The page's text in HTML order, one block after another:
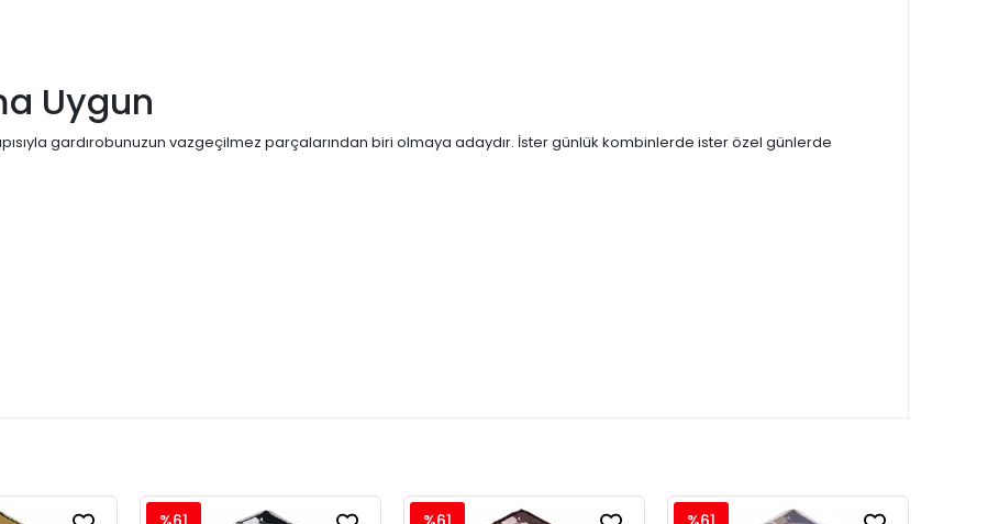
Uygun
gardırobunuzun vazgeçilmez parçalarından biri olmaya adaydır. İster günlük kombinlerde ister özel günlerde